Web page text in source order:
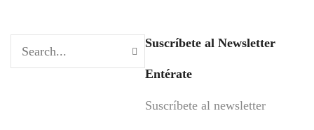
Suscríbete al Newsletter
Entérate
Suscríbete al newsletter